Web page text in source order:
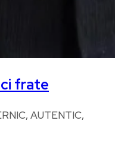
frate
AUTENTIC,